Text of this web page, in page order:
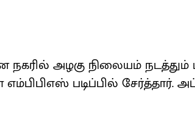
நகரில் அழகு நிலை​யம்
படிப்​பில் சேர்த்​தார்.